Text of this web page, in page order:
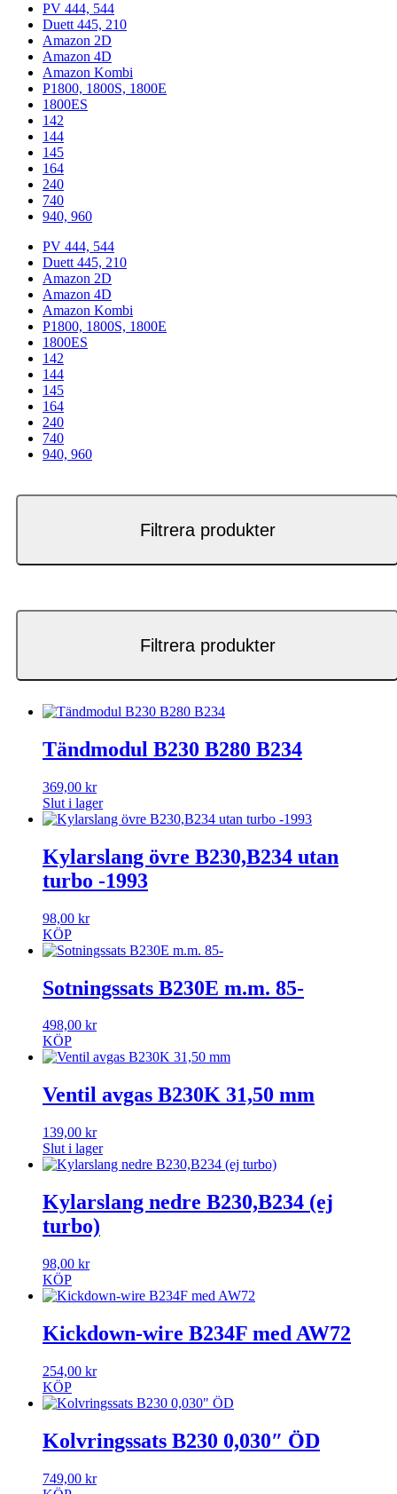
PV 444, 544
Duett 445, 210
Amazon 2D
Amazon 4D
Amazon Kombi
P1800, 1800S, 1800E
1800ES
142
144
145
164
240
740
940, 960
PV 444, 544
Duett 445, 210
Amazon 2D
Amazon 4D
Amazon Kombi
P1800, 1800S, 1800E
1800ES
142
144
145
164
240
740
940, 960
Filtrera produkter
Filtrera produkter
Tändmodul B230 B280 B234
369,00 kr
Slut i lager
Kylarslang övre B230,B234 utan
turbo -1993
98,00 kr
KÖP
Sotningssats B230E m.m. 85-
498,00 kr
KÖP
Ventil avgas B230K 31,50 mm
139,00 kr
Slut i lager
Kylarslang nedre B230,B234 (ej
turbo)
98,00 kr
KÖP
Kickdown-wire B234F med AW72
254,00 kr
KÖP
Kolvringssats B230 0,030″ ÖD
749,00 kr